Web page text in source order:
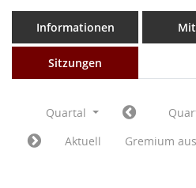
Informationen
Sitzungen
Quartal
Aktuell
Gremium